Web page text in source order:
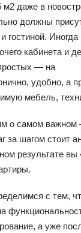
даже в
должны
гостиной.
кабинета и
— на
удобно, а
мебель,
о самом важном
за шагом стоит
результате
с тем,
а уже